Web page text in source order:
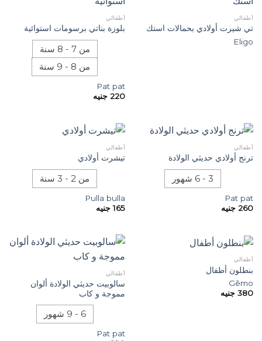
أطفالي
تي شيرت أولادي بحمالات استك
Eligo
أطفالي
بلوزة بناتي برسومات استوائية
من 7 - 8 سنة
من 8 - 9 سنة
Pat pat
220 جنيه
أطفالي
ترنج أولادي حديثي الولادة
3 - 6 شهور
Pat pat
260 جنيه
أطفالي
تيشرت أولادي
من 2 - 3 سنة
Pulla bulla
165 جنيه
أطفالي
بنطلون أطفال
Gēmo
380 جنيه
أطفالي
سالوبيت حديثي الولادة ألوان
مموجة و كاب
6 - 9 شهور
Pat pat